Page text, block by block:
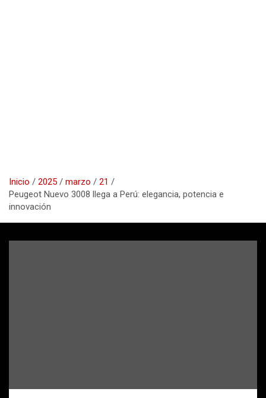
Inicio 2025 marzo
21
Peugeot Nuevo 3008 llega a Perú: elegancia, potencia e
innovación